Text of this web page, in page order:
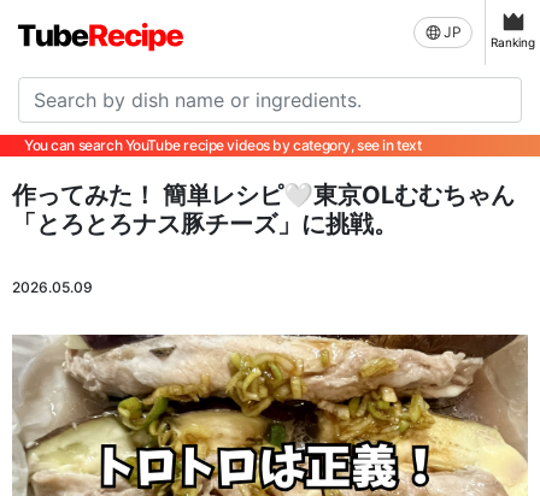
JP
Ranking
You can search YouTube recipe videos by category, see in text
作ってみた！ 簡単レシピ🤍東京OLむむちゃん
「とろとろナス豚チーズ」に挑戦。
2026.05.09